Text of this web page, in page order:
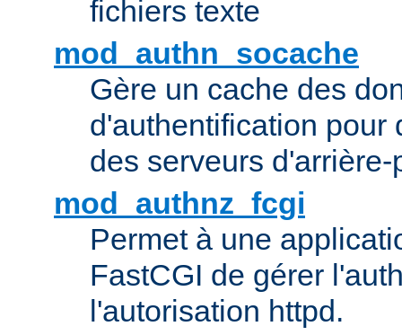
fichiers texte
mod_authn_socache
Gère un cache des
d'authentification pour
des serveurs d'arrière-
mod_authnz_fcgi
Permet à une
FastCGI de gérer
l'autorisation httpd.